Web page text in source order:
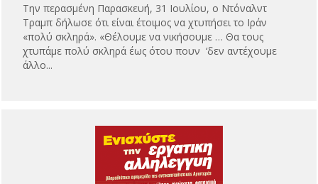
Την περασμένη Παρασκευή, 31 Ιουλίου, ο Ντόναλντ
Τραμπ δήλωσε ότι είναι έτοιμος να χτυπήσει το Ιράν
«πολύ σκληρά». «Θέλουμε να νικήσουμε … Θα τους
χτυπάμε πολύ σκληρά έως ότου πουν ‘δεν αντέχουμε
άλλο...